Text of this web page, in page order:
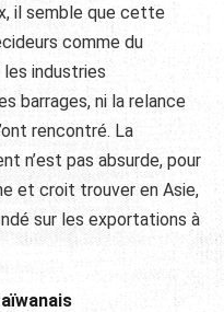
il semble que cette
comme du
industries
barrages, ni la relance
rencontré. La
n’est pas absurde, pour
et croit trouver en Asie,
sur les exportations à